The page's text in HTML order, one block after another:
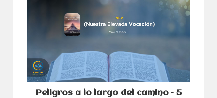
Peligros a lo largo del camino – 5